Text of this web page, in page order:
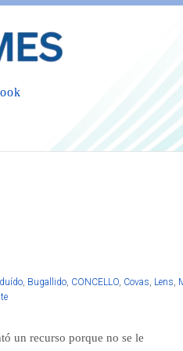
de licitar la
el pliego de
, Bugallido, CONCELLO, Covas, Lens,
un recurso porque no se le